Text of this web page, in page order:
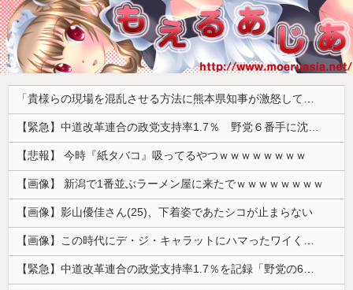
「貴様らの現場を混乱させる方法に熊本県知事が激怒してんだよ」と報道特集の非常識すぎる要求に視聴者激怒仕事に矜持とかないのかね？、
【緊急】中道改革連合の政党支持率1.7％ 野党６番手に沈む・・・
【悲報】 今時『紙タバコ』吸ってるやつｗｗｗｗｗｗｗｗ
【画像】 新潟で1番並ぶラーメン屋に来たでｗｗｗｗｗｗｗｗ
【画像】影山優佳さん(25)、下着姿であたシコが止まらない
【画像】この時代にデ・ジ・キャラットにハマったワイくんに掛けてあげたい言葉ｗｗｗｗｗ
【緊急】中道改革連合の政党支持率1.7％を記録「野党の6番手に沈む」